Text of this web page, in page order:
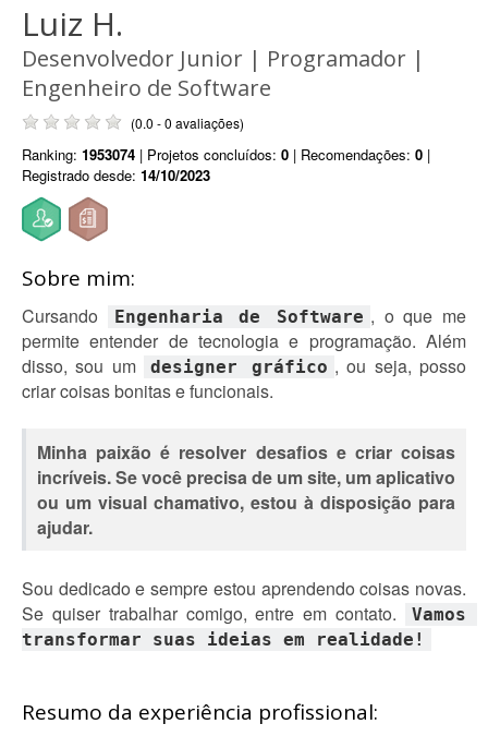
Luiz H.
Desenvolvedor Junior | Programador |
Engenheiro de Software
(0.0 - 0 avaliações)
Ranking: 1953074 | Projetos concluídos: 0 | Recomendações: 0 |
Registrado desde: 14/10/2023
Sobre mim:
Cursando Engenharia de Software , o que me
permite entender de tecnologia e programação. Além
disso, sou um
designer gráfico , ou seja, posso
criar coisas bonitas e funcionais.
Minha paixão é resolver desafios e criar coisas
incríveis. Se você precisa de um site, um aplicativo
ou um visual chamativo, estou à disposição para
ajudar.
Sou dedicado e sempre estou aprendendo coisas novas.
Se quiser trabalhar comigo, entre em contato.
Vamos
transformar suas ideias em realidade!
Resumo da experiência profissional: